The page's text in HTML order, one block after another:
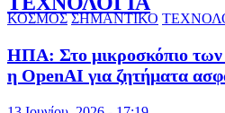
ΚΟΣΜΟΣ ΣΗΜΑΝΤΙΚΟ
ΗΠΑ: Στο μικροσκόπιο των
η OpenAI για ζητήματα